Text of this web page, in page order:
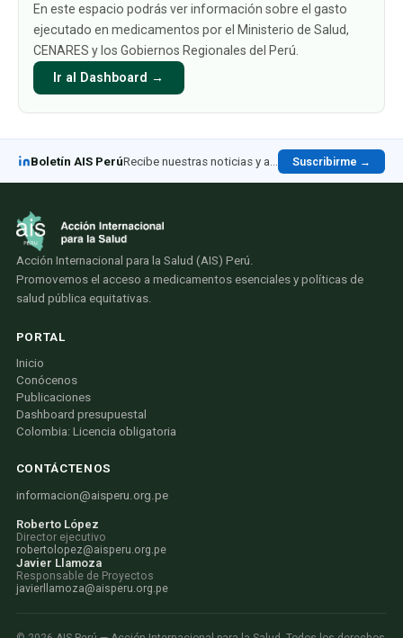
En este espacio podrás ver información sobre el gasto
ejecutado en medicamentos por el Ministerio de Salud,
CENARES y los Gobiernos Regionales del Perú.
Ir al Dashboard →
Boletín AIS PerúRecibe nuestras noticias y análisis en LinkedIn Suscribirme →
Acción Internacional para la Salud (AIS) Perú.
Promovemos el acceso a medicamentos esenciales y políticas de
salud pública equitativas.
PORTAL
Inicio
Conócenos
Publicaciones
Dashboard presupuestal
Colombia: Licencia obligatoria
CONTÁCTENOS
informacion@aisperu.org.pe
Roberto López
Director ejecutivo
robertolopez@aisperu.org.pe
Javier Llamoza
Responsable de Proyectos
javierllamoza@aisperu.org.pe